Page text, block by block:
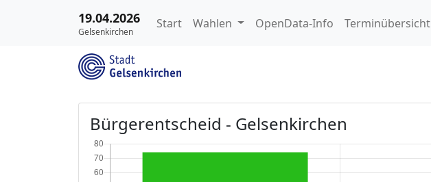
19.04.2026
Gelsenkirchen
Start Wahlen OpenData-Info Terminübersicht
Bürgerentscheid - Gelsenkirchen